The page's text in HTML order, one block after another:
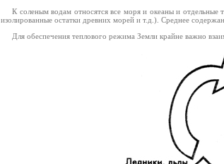
К соленым водам относятся все моря и океаны и отдельные
изолированные остатки древних морей и т.д.). Среднее
Для обеспечения теплового режима Земли крайне важно